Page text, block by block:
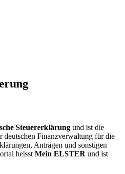
Steuererklärung und ist die
Finanzverwaltung für die
Anträgen und sonstigen
heisst Mein ELSTER und ist